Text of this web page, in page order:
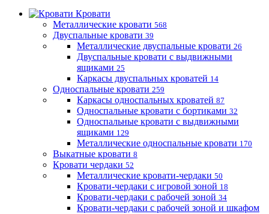
Кровати
Металлические кровати 568
Двуспальные кровати 39
Металлические двуспальные кровати 26
Двуспальные кровати с выдвижными
ящиками 25
Каркасы двуспальных кроватей 14
Односпальные кровати 259
Каркасы односпальных кроватей 87
Односпальные кровати с бортиками 32
Односпальные кровати с выдвижными
ящиками 129
Металлические односпальные кровати 170
Выкатные кровати 8
Кровати чердаки 52
Металлические кровати-чердаки 50
Кровати-чердаки с игровой зоной 18
Кровати-чердаки с рабочей зоной 34
Кровати-чердаки с рабочей зоной и шкафом